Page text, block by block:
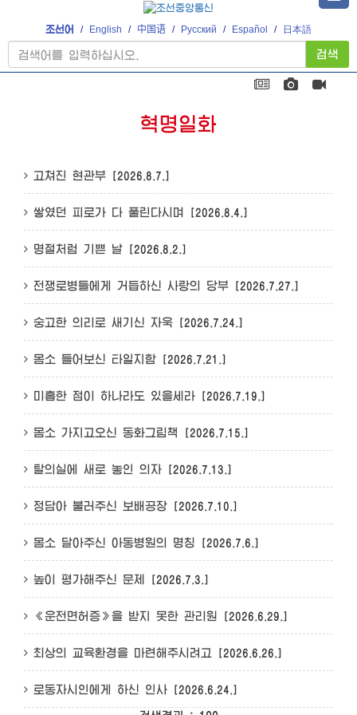
조선어 / English / 中国语 / Русский / Español / 日本語
검색
혁명일화
고쳐진 현관부 [2026.8.7.]
쌓였던 피로가 다 풀린다시며 [2026.8.4.]
명절처럼 기쁜 날 [2026.8.2.]
전쟁로병들에게 거듭하신 사랑의 당부 [2026.7.27.]
숭고한 의리로 새기신 자욱 [2026.7.24.]
몸소 들어보신 타일지함 [2026.7.21.]
미흡한 점이 하나라도 있을세라 [2026.7.19.]
몸소 가지고오신 동화그림책 [2026.7.15.]
탈의실에 새로 놓인 의자 [2026.7.13.]
정담아 불러주신 보배공장 [2026.7.10.]
몸소 달아주신 아동병원의 명칭 [2026.7.6.]
높이 평가해주신 문제 [2026.7.3.]
《운전면허증》을 받지 못한 관리원 [2026.6.29.]
최상의 교육환경을 마련해주시려고 [2026.6.26.]
로동자시인에게 하신 인사 [2026.6.24.]